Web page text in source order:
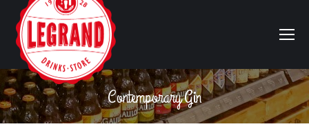
Contemporary Gin
Vous êtes ici :